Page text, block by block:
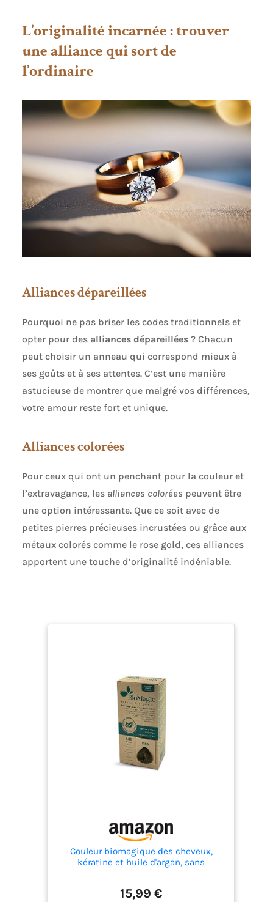
L’originalité incarnée : trouver
une alliance qui sort de
l’ordinaire
Alliances dépareillées
Pourquoi ne pas briser les codes traditionnels et
opter pour des alliances dépareillées? Chacun
peut choisir un anneau qui correspond mieux à
ses goûts et à ses attentes. C’est une manière
astucieuse de montrer que malgré vos différences,
votre amour reste fort et unique.
Alliances colorées
Pour ceux qui ont un penchant pour la couleur et
l’extravagance, les alliances colorées peuvent être
une option intéressante. Que ce soit avec de
petites pierres précieuses incrustées ou grâce aux
métaux colorés comme le rose gold, ces alliances
apportent une touche d’originalité indéniable.
Couleur biomagique des cheveux,
kératine et huile d'argan, sans
intense) (Chatain clair)
15,99 €